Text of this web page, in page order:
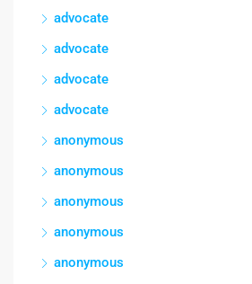
advocate
advocate
advocate
advocate
anonymous
anonymous
anonymous
anonymous
anonymous